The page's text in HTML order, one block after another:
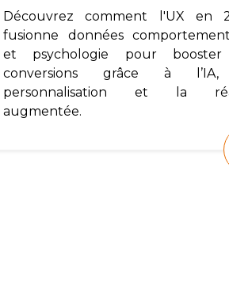
Découvrez comment l'UX en
fusionne données
et psychologie pour
conversions grâce à
personnalisation et la
augmentée.